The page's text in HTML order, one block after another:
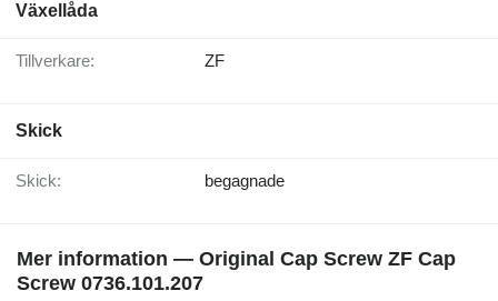
Växellåda
Tillverkare: ZF
Skick
Skick: begagnade
Mer information — Original Cap Screw ZF Cap
Screw 0736.101.207